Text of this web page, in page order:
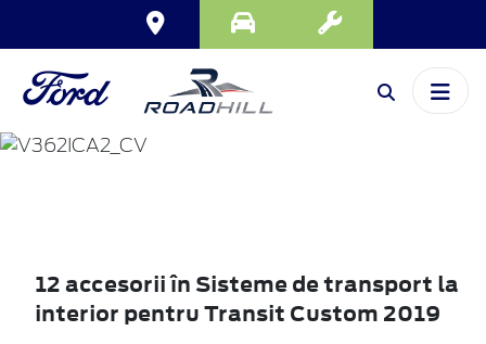
TRANSIT
CUSTOM
12 accesorii în Sisteme de transport la
interior pentru Transit Custom 2019